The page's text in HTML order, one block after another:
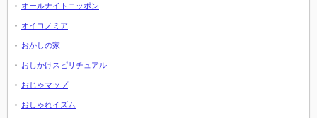
オールナイトニッポン
オイコノミア
おかしの家
おしかけスピリチュアル
おじゃマップ
おしゃれイズム